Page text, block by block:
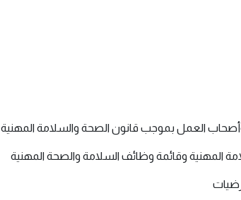
العمل بموجب قانون الصحة والسلامة المهنية
المهنية وقائمة وظائف السلامة والصحة المهنية